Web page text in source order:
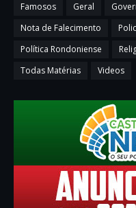
Famosos
Geral
Nota de Falecimento
Política Rondoniense
Todas Matérias
Videos